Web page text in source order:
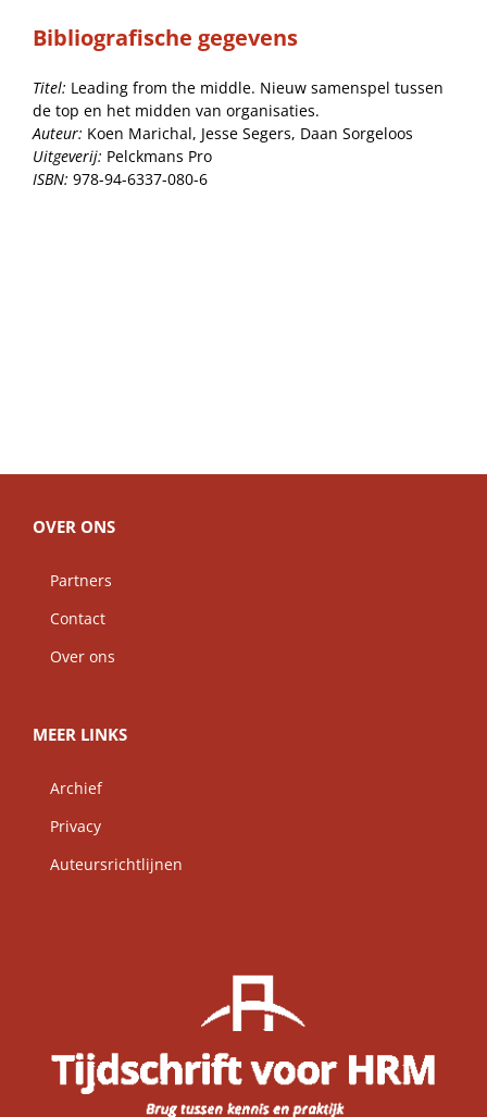
Bibliografische gegevens
Titel: Leading from the middle. Nieuw samenspel tussen
de top en het midden van organisaties.
Auteur: Koen Marichal, Jesse Segers, Daan Sorgeloos
Uitgeverij: Pelckmans Pro
ISBN: 978-94-6337-080-6
OVER ONS
Partners
Contact
Over ons
MEER LINKS
Archief
Privacy
Auteursrichtlijnen